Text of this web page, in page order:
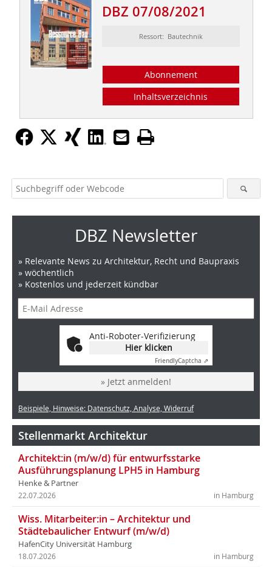
DBZ 07/08/2021
Ressort: Bautechnik
Abonnement
Inhaltsverzeichnis
DBZ Newsletter
» Relevante News zu Architektur, Recht und Baupraxis
» wöchentlich
» Kostenlos und jederzeit kündbar
Anti-Roboter-Verifizierung
Hier klicken
FriendlyCaptcha ⇗
» Jetzt anmelden!
Beispiele, Hinweise: Datenschutz, Analyse, Widerruf
Stellenmarkt Architektur
Architekt:in (m/w/d) für entwurfsstarke
Ausführungsplanung LPH5 in Hamburg
Henke & Partner
in Hamburg
22.07.2026
Wiss. Mitarbeiter:in – Architektur und
Städtebaulicher Entwurf (m/w/d)
HafenCity Universität Hamburg
in Hamburg
18.07.2026